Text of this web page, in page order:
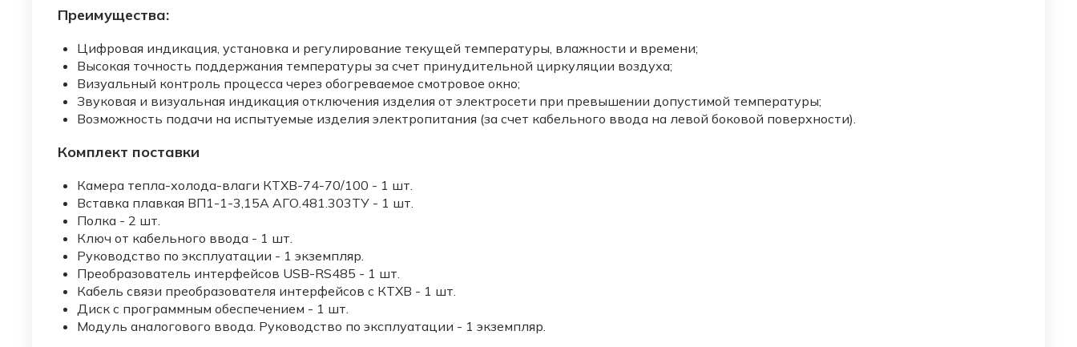
Преимущества:
Цифровая индикация, установка и регулирование текущей температуры, влажности и времени;
Высокая точность поддержания температуры за счет принудительной циркуляции воздуха;
Визуальный контроль процесса через обогреваемое смотровое окно;
Звуковая и визуальная индикация отключения изделия от электросети при превышении допустимой температуры;
Возможность подачи на испытуемые изделия электропитания (за счет кабельного ввода на левой боковой поверхности).
Комплект поставки
Камера тепла-холода-влаги КТХВ-74-70/100 - 1 шт.
Вставка плавкая ВП1-1-3,15А АГО.481.303ТУ - 1 шт.
Полка - 2 шт.
Ключ от кабельного ввода - 1 шт.
Руководство по эксплуатации - 1 экземпляр.
Преобразователь интерфейсов USB-RS485 - 1 шт.
Кабель связи преобразователя интерфейсов с КТХВ - 1 шт.
Диск с программным обеспечением - 1 шт.
Модуль аналогового ввода. Руководство по эксплуатации - 1 экземпляр.